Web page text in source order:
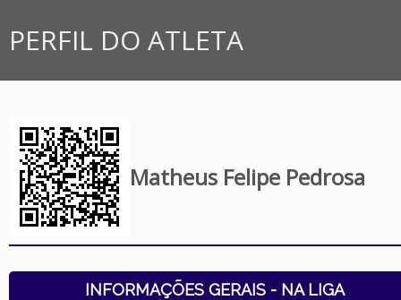
PERFIL DO ATLETA
Matheus Felipe Pedrosa
INFORMAÇÕES GERAIS - NA LIGA